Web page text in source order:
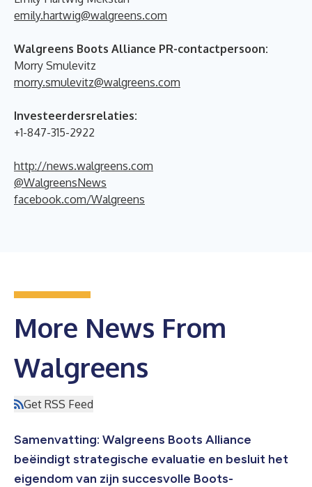
emily.hartwig@walgreens.com
Walgreens Boots Alliance PR-contactpersoon:
Morry Smulevitz
morry.smulevitz@walgreens.com
Investeerdersrelaties:
+1-847-315-2922
http://news.walgreens.com
@WalgreensNews
facebook.com/Walgreens
More News From
Walgreens
Get RSS Feed
Samenvatting: Walgreens Boots Alliance
beëindigt strategische evaluatie en besluit het
eigendom van zijn succesvolle Boots-